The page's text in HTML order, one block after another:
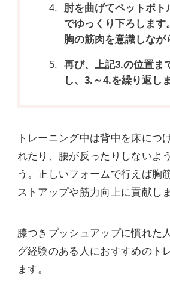
肘を曲げてペットボト
でゆっくり下ろします
胸の筋肉を意識しなが
再び、上記3.の位置ま
し、3.～4.を繰り返し
トレーニング中は背中を床につ
れたり、腰が反ったりしないよ
う。正しいフォームで行えば胸
ストアップや筋力向上に貢献しま
膝つきプッシュアップに慣れた
グ経験のある人におすすめのト
ます。